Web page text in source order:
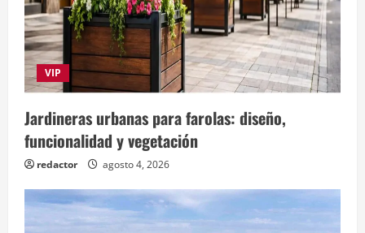
VIP
Jardineras urbanas para farolas: diseño,
funcionalidad y vegetación
redactor agosto 4, 2026